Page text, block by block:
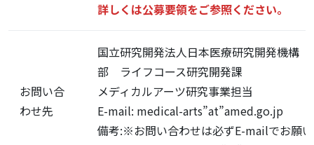
詳しくは公募要領をご参照ください。
お問い合
わせ先
国立研究開発法人日本医療研究開発機構
部 ライフコース研究開発課
メディカルアーツ研究事業担当
E-mail: medical-arts”at”amed.go.jp
備考:※お問い合わせは必ずE-mailでお願